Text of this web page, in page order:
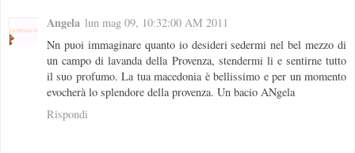
Angela lun mag 09, 10:32:00 AM 2011
Nn puoi immaginare quanto io desideri sedermi nel bel mezzo di
un campo di lavanda della Provenza, stendermi li e sentirne tutto
il suo profumo. La tua macedonia è bellissimo e per un momento
evocherà lo splendore della provenza. Un bacio ANgela
Rispondi